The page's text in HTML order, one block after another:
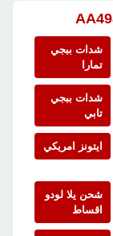
شدات ببجي
تمارا
شدات ببجي
تابي
ايتونز امريكي
شحن يلا لودو
اقساط